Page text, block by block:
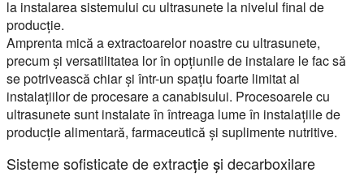
la instalarea sistemului cu ultrasunete la nivelul final de
producție.
Amprenta mică a extractoarelor noastre cu ultrasunete,
precum și versatilitatea lor în opțiunile de instalare le fac să
se potrivească chiar și într-un spațiu foarte limitat al
instalațiilor de procesare a canabisului. Procesoarele cu
ultrasunete sunt instalate în întreaga lume în instalațiile de
producție alimentară, farmaceutică și suplimente nutritive.
Sisteme sofisticate de extracție și decarboxilare